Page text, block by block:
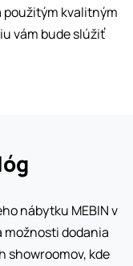
použitým kvalitným
vám bude slúžiť
nábytku MEBIN v
dodania
showroomov, kde